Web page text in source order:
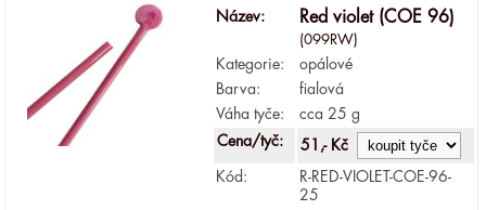
Název:
Red violet (COE 96)
(099RW)
Kategorie:
opálové
Barva:
fialová
Váha tyče:
cca 25 g
Cena/tyč:
51,- Kč
Kód:
R-RED-VIOLET-COE-96-
25